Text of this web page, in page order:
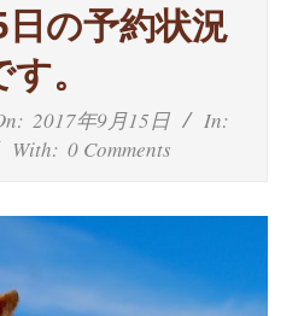
の予約状況
す。
2017年9月15日
In:
With: 0 Comments